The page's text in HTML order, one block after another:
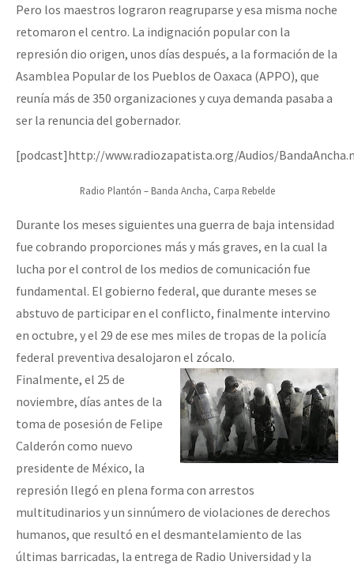
Pero los maestros lograron reagruparse y esa misma noche
retomaron el centro. La indignación popular con la
represión dio origen, unos días después, a la formación de la
Asamblea Popular de los Pueblos de Oaxaca (APPO), que
reunía más de 350 organizaciones y cuya demanda pasaba a
ser la renuncia del gobernador.
[podcast]http://www.radiozapatista.org/Audios/
Radio Plantón – Banda Ancha, Carpa Rebelde
Durante los meses siguientes una guerra de baja intensidad
fue cobrando proporciones más y más graves, en la cual la
lucha por el control de los medios de comunicación fue
fundamental. El gobierno federal, que durante meses se
abstuvo de participar en el conflicto, finalmente intervino
en octubre, y el 29 de ese mes miles de tropas de la policía
federal preventiva desalojaron el zócalo.
Finalmente, el 25 de
noviembre, días antes de la
toma de posesión de Felipe
Calderón como nuevo
presidente de México, la
represión llegó en plena forma con arrestos
multitudinarios y un sinnúmero de violaciones de derechos
humanos, que resultó en el desmantelamiento de las
últimas barricadas, la entrega de Radio Universidad y la